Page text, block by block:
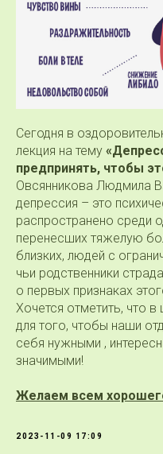
Сегодня в
лекция на тему
предпринять, чтобы
Овсянникова Людмила
депрессия – это
распространено среди
перенесших тяжелую
близких, людей с
чьи родственники
о первых признаках
Хочется отметить, что
для того, чтобы наши
себя нужными ,
значимыми!
Желаем всем
2023-11-09 17:09